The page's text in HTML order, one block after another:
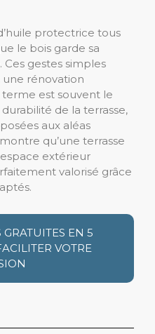
protectrice tous
le bois garde sa
Ces gestes simples
rénovation
terme est souvent le
de la terrasse,
aux aléas
qu’une terrasse
extérieur
valorisé grâce
EN 5
VOTRE